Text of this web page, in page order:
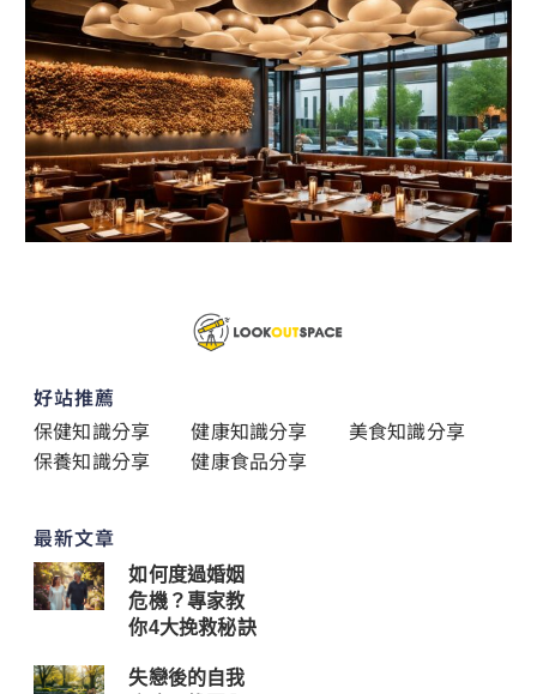
好站推薦
保健知識分享
健康知識分享
美食知識分享
保養知識分享
健康食品分享
最新文章
如何度過婚姻
危機？專家教
你4大挽救秘訣
失戀後的自我